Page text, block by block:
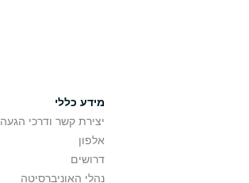
מידע כללי
יצירת קשר ודרכי הגעה
אלפון
דרושים
נהלי האוניברסיטה